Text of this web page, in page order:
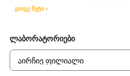
გაიგე მეტი »
ლაბორატორიები